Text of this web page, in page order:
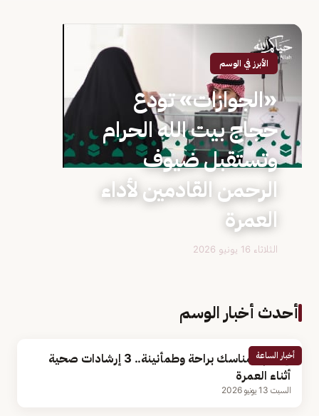
الأبرز في الوسم
«الجوازات» تودع
حجاج بيت الله الحرام
وتستقبل ضيوف
الرحمن القادمين لأداء
العمرة
الثلاثاء 16 يونيو 2026
أحدث أخبار الوسم
أخبار الساعة
لإتمام المناسك براحة وطمأنينة.. 3 إرشادات صحية
أثناء العمرة
السبت 13 يونيو 2026